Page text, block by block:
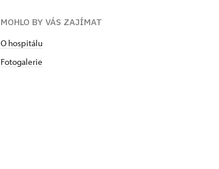
MOHLO BY VÁS ZAJÍMAT
O hospitálu
Fotogalerie